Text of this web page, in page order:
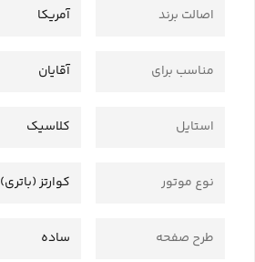
اصالت برند آمریکا
مناسب برای آقایان
استایل کلاسیک
نوع موتور کوارتز (باتری)
طرح صفحه ساده